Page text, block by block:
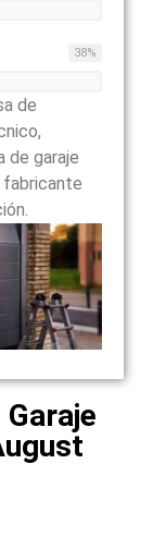
38%
de
de garaje
fabricante